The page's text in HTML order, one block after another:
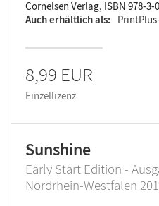
Cornelsen Verlag, ISBN 978-3-
Auch erhältlich als
8,99 EUR
Einzellizenz
Sunshine
Early Start Edition -
Nordrhein-Westfalen